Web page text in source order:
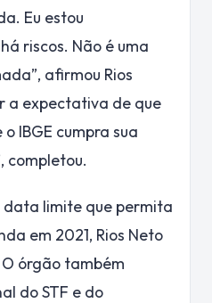
Eu estou
riscos. Não é uma
afirmou Rios
a expectativa de que
IBGE cumpra sua
completou.
data limite que permita
em 2021, Rios Neto
órgão também
do STF e do